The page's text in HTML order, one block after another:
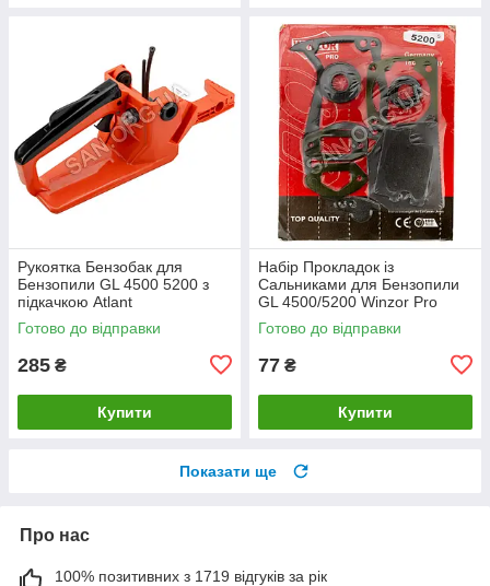
Рукоятка Бензобак для
Бензопили GL 4500 5200 з
підкачкою Atlant
Готово до відправки
285 ₴
Купити
Набір Прокладок із
Сальниками для Бензопили
GL 4500/5200 Winzor Pro
Seria
Готово до відправки
77 ₴
Купити
Показати ще
Про нас
100% позитивних з 1719 відгуків за рік